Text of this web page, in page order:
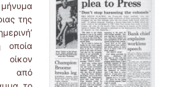
της
οποία
οίκον
από